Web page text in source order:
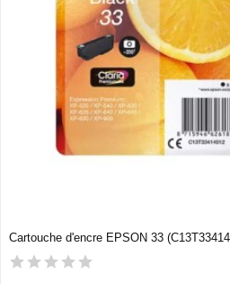
Cartouche d'encre EPSON 33